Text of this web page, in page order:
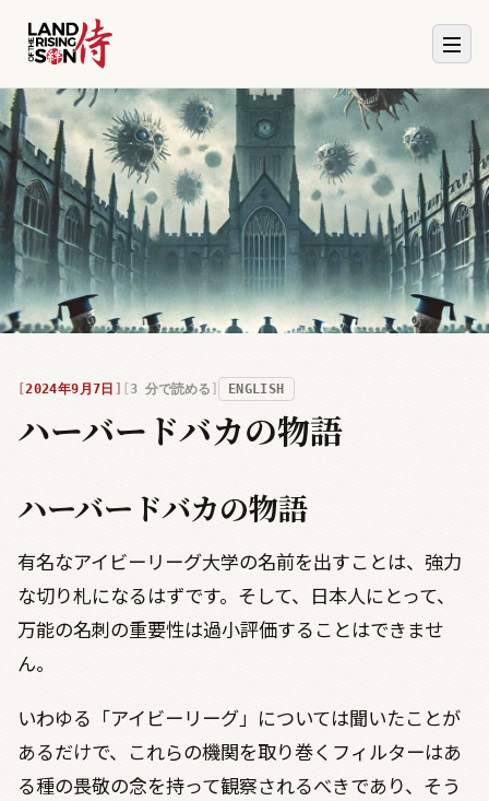
2024年9月7日 3 分で読める ENGLISH
ハーバードバカの物語
ハーバードバカの物語
有名なアイビーリーグ大学の名前を出すことは、強力
な切り札になるはずです。そして、日本人にとって、
万能の名刺の重要性は過小評価することはできませ
ん。
いわゆる「アイビーリーグ」については聞いたことが
あるだけで、これらの機関を取り巻くフィルターはあ
る種の畏敬の念を持って観察されるべきであり、そう